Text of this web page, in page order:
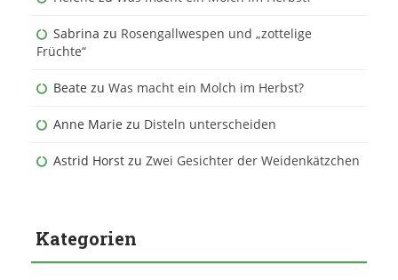
Sabrina zu Rosengallwespen und „zottelige
Früchte“
Beate zu Was macht ein Molch im Herbst?
Anne Marie zu Disteln unterscheiden
Astrid Horst zu Zwei Gesichter der Weidenkätzchen
Kategorien